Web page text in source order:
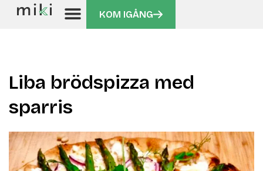
KOM IGÅNG
Liba brödspizza med
sparris